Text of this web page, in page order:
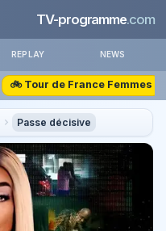
TV-programme.com
REPLAY NEWS
🚲 Tour de France Femmes
Passe décisive